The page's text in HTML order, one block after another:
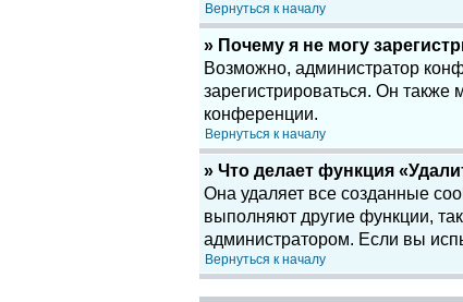
Вернуться к началу
» Почему я не могу
Возможно, администратор
зарегистрироваться. Он
конференции.
Вернуться к началу
» Что делает функция
Она удаляет все созданные
выполняют другие функции,
администратором. Если вы
Вернуться к началу